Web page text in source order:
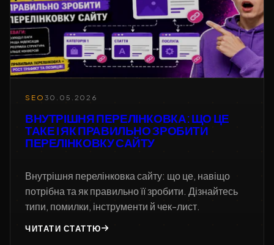
SEO 30.05.2026
ВНУТРІШНЯ ПЕРЕЛІНКОВКА: ЩО ЦЕ
ТАКЕ І ЯК ПРАВИЛЬНО ЗРОБИТИ
ПЕРЕЛІНКОВКУ САЙТУ
Внутрішня перелінковка сайту: що це, навіщо
потрібна та як правильно її зробити. Дізнайтесь
типи, помилки, інструменти й чек-лист.
ЧИТАТИ СТАТТЮ